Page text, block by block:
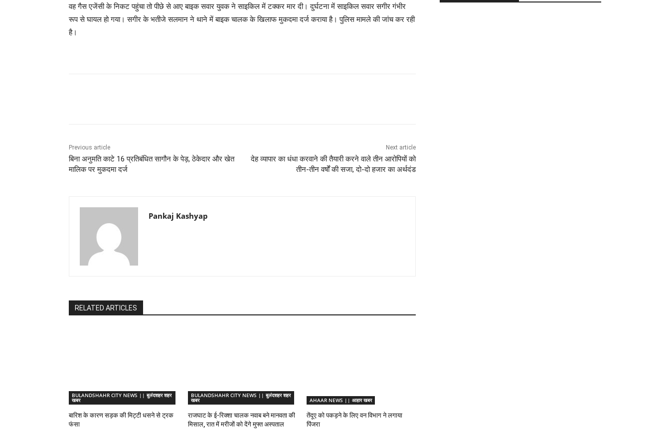
वह गैस एजेंसी के निकट पहुंचा तो पीछे से आए बाइक सवार युवक ने साइकिल में टक्कर मार दी। दुर्घटना में साइकिल सवार सगीर गंभीर
रूप से घायल हो गया। सगीर के भतीजे सलमान ने थाने में बाइक चालक के खिलाफ मुकदमा दर्ज कराया है। पुलिस मामले की जांच कर रही
है।
Previous article
बिना अनुमति काटे 16 प्रतिबंधित सागौन के पेड़, ठेकेदार और खेत
मालिक पर मुकदमा दर्ज
Next article
देह व्यापार का धंधा करवाने की तैयारी करने वाले तीन आरोपियों को
तीन-तीन वर्षों की सजा, दो-दो हजार का अर्थदंड
Pankaj Kashyap
RELATED ARTICLES
BULANDSHAHR CITY NEWS || बुलंदशहर शहर
खबर
बारिश के कारण सड़क की मिट्टी धसने से ट्रक
फंसा
BULANDSHAHR CITY NEWS || बुलंदशहर शहर
खबर
राजघाट के ई-रिक्शा चालक नवाब बने मानवता की
मिसाल, रात में मरीजों को देंगे मुफ्त अस्पताल
AHAAR NEWS || आहार खबर
तेंदूए को पकड़ने के लिए वन विभाग ने लगाया
पिंजरा